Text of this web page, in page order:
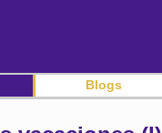
Blogs